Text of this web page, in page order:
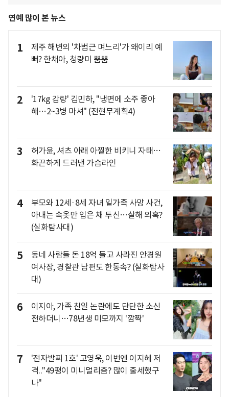
연예 많이 본 뉴스
1
제주 해변의 '차범근 며느리'가 왜이리 예
뻐? 한채아, 청량미 뿜뿜
2
'17kg 감량' 김민하, "냉면에 소주 좋아
해…2~3병 마셔" (전현무계획4)
3
허가윤, 셔츠 아래 아찔한 비키니 자태…
화끈하게 드러낸 가슴라인
4
부모와 12세·8세 자녀 일가족 사망 사건,
아내는 속옷만 입은 채 투신…살해 의혹?
(실화탐사대)
5
동네 사람들 돈 18억 들고 사라진 안경원
여사장, 경찰관 남편도 한통속? (실화탐사
대)
6
이지아, 가족 친일 논란에도 단단한 소신
전하더니…78년생 미모까지 '깜짝'
7
'전자발찌 1호' 고영욱, 이번엔 이지혜 저
격.."49평이 미니멀리즘? 많이 출세했구
나"